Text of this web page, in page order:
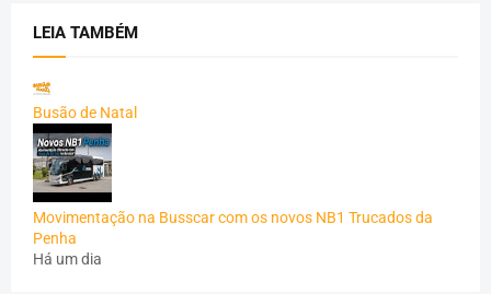
LEIA TAMBÉM
Busão de Natal
Movimentação na Busscar com os novos NB1 Trucados da
Penha
Há um dia